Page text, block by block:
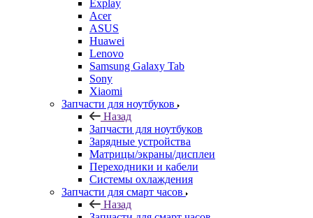
Acer
ASUS
Huawei
Lenovo
Samsung Galaxy Tab
Sony
Xiaomi
Запчасти для ноутбуков
Назад
Запчасти для ноутбуков
Зарядные устройства
Матрицы/экраны/дисплеи
Переходники и кабели
Системы охлаждения
Запчасти для смарт часов
Назад
Запчасти для смарт часов